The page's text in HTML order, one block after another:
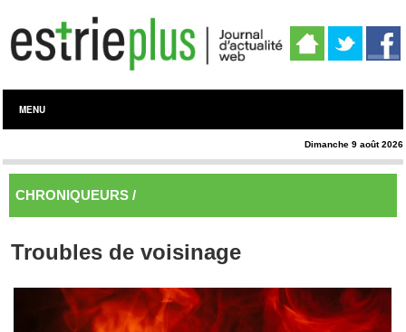
MENU
Dimanche 9 août 2026
CHRONIQUEURS /
Troubles de voisinage